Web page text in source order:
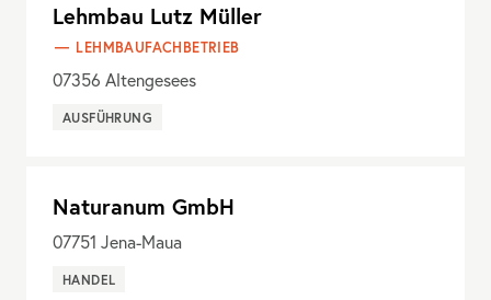
Lehmbau Lutz Müller
LEHMBAUFACHBETRIEB
07356 Altengesees
AUSFÜHRUNG
Naturanum GmbH
07751 Jena-Maua
HANDEL